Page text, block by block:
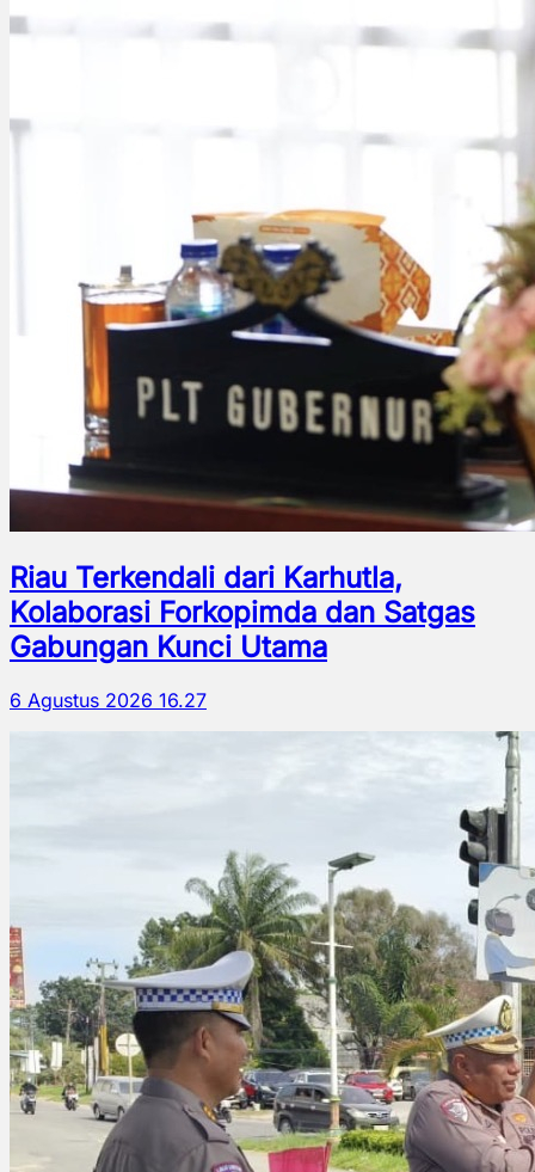
Riau Terkendali dari Karhutla,
Kolaborasi Forkopimda dan Satgas
Gabungan Kunci Utama
6 Agustus 2026 16.27